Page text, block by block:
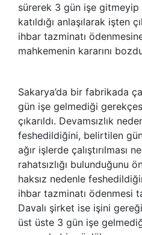
sürerek 3 gün işe gitmeyip
katıldığı anlaşılarak işten
ihbar tazminatı
mahkemenin kararını
Sakarya’da bir fabrikada
gün işe gelmediği
çıkarıldı. Devamsızlık
feshedildiğini, belirtilen
ağır işlerde çalıştırılması
rahatsızlığı bulunduğunu
haksız nedenle
ihbar tazminatı ödenmesi
Davalı şirket ise işini
üst üste 3 gün işe